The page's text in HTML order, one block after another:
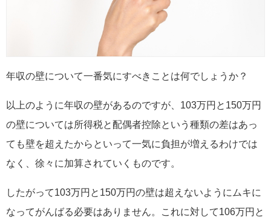
年収の壁について一番気にすべきことは何でしょうか？
以上のように年収の壁があるのですが、103万円と150万円
の壁については所得税と配偶者控除という種類の差はあっ
ても壁を超えたからといって一気に負担が増えるわけでは
なく、徐々に加算されていくものです。
したがって103万円と150万円の壁は超えないようにムキに
なってがんばる必要はありません。これに対して106万円と